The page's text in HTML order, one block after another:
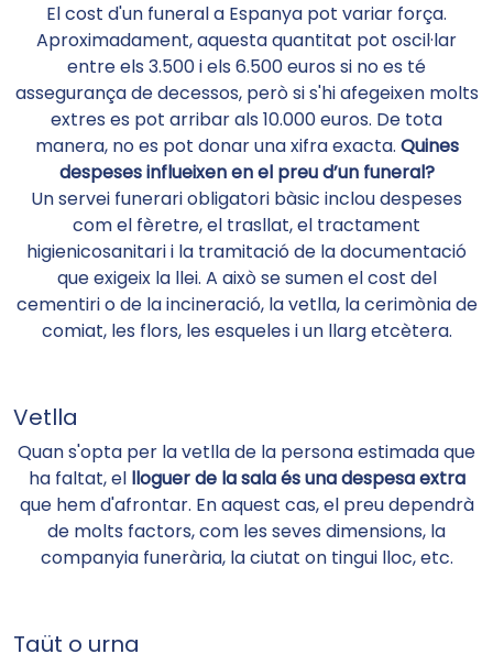
El cost d'un funeral a Espanya pot variar força.
Aproximadament, aquesta quantitat pot oscil·lar
entre els 3.500 i els 6.500 euros si no es té
assegurança de decessos, però si s'hi afegeixen molts
extres es pot arribar als 10.000 euros. De tota
manera, no es pot donar una xifra exacta. Quines
despeses influeixen en el preu d’un funeral?
Un servei funerari obligatori bàsic inclou despeses
com el fèretre, el trasllat, el tractament
higienicosanitari i la tramitació de la documentació
que exigeix ​​la llei. A això se sumen el cost del
cementiri o de la incineració, la vetlla, la cerimònia de
comiat, les flors, les esqueles i un llarg etcètera.
Vetlla
Quan s'opta per la vetlla de la persona estimada que
ha faltat, el lloguer de la sala és una despesa extra
que hem d'afrontar. En aquest cas, el preu dependrà
de molts factors, com les seves dimensions, la
companyia funerària, la ciutat on tingui lloc, etc.
Taüt o urna